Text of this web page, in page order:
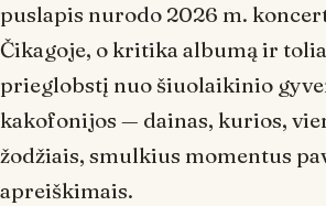
puslapis nurodo 2026 m.
Čikagoje, o kritika albumą ir
prieglobstį nuo šiuolaikinio
kakofonijos — dainas, kurios,
žodžiais, smulkius momentus
apreiškimais.